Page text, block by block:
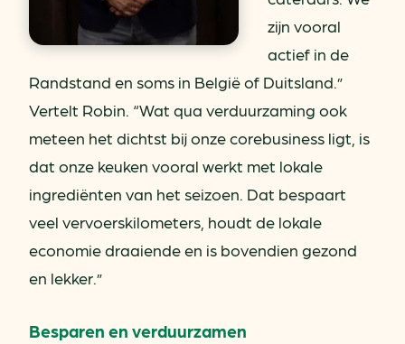
zijn vooral
actief in de
Randstand en soms in België of Duitsland.”
Vertelt Robin. “Wat qua verduurzaming ook
meteen het dichtst bij onze corebusiness ligt, is
dat onze keuken vooral werkt met lokale
ingrediënten van het seizoen. Dat bespaart
veel vervoerskilometers, houdt de lokale
economie draaiende en is bovendien gezond
en lekker.”
Besparen en verduurzamen